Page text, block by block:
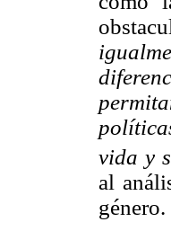
vida y
al
género.